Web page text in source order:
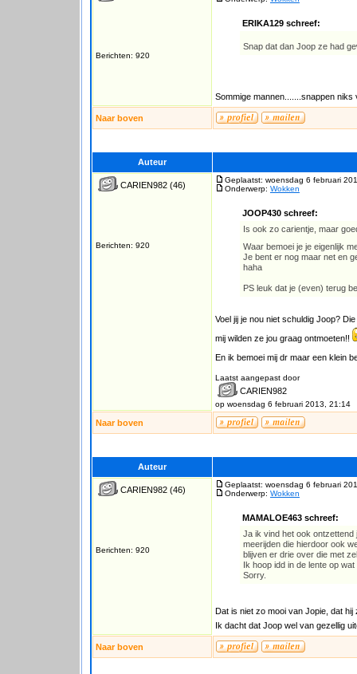
Berichten: 920
ERIKA129 schreef:
Snap dat dan Joop ze had
Sommige mannen.......snappen
Naar boven
Auteur
CARIEN982 (46)
Berichten: 920
Geplaatst: woensdag 6 februari
Onderwerp: Wokken
JOOP430 schreef:
Is ook zo carientje, maar
Waar bemoei je je eigenlijk
Je bent er nog maar net en
haha
PS leuk dat je (even) terug
Voel jij je nou niet schuldig Joop?
mij wilden ze jou graag ontmoeten!!
En ik bemoei mij dr maar een klein
Laatst aangepast door
CARIEN982
op woensdag 6 februari 2013, 21:14
Naar boven
Auteur
CARIEN982 (46)
Berichten: 920
Geplaatst: woensdag 6 februari
Onderwerp: Wokken
MAMALOE463 schreef:
Ja ik vind het ook
meerijden die hierdoor ook
blijven er drie over die met
Ik hoop idd in de lente op
Sorry.
Dat is niet zo mooi van Jopie, dat
Ik dacht dat Joop wel van gezellig
Naar boven